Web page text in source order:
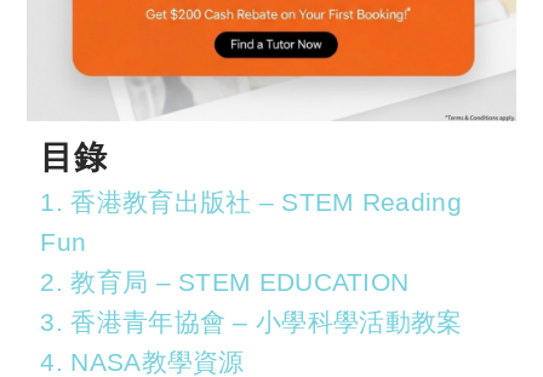
目錄
1. 香港教育出版社 – STEM Reading
Fun
2. 教育局 – STEM EDUCATION
3. 香港青年協會 – 小學科學活動教案
4. NASA教學資源